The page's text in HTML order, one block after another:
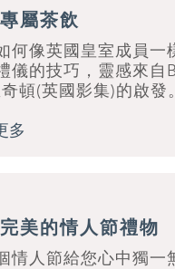
屬茶飲
何像英國皇室成員一
儀的技巧，靈感來
頓(英國影集)的啟發
多
美的情人節禮物
情人節給您心中獨一